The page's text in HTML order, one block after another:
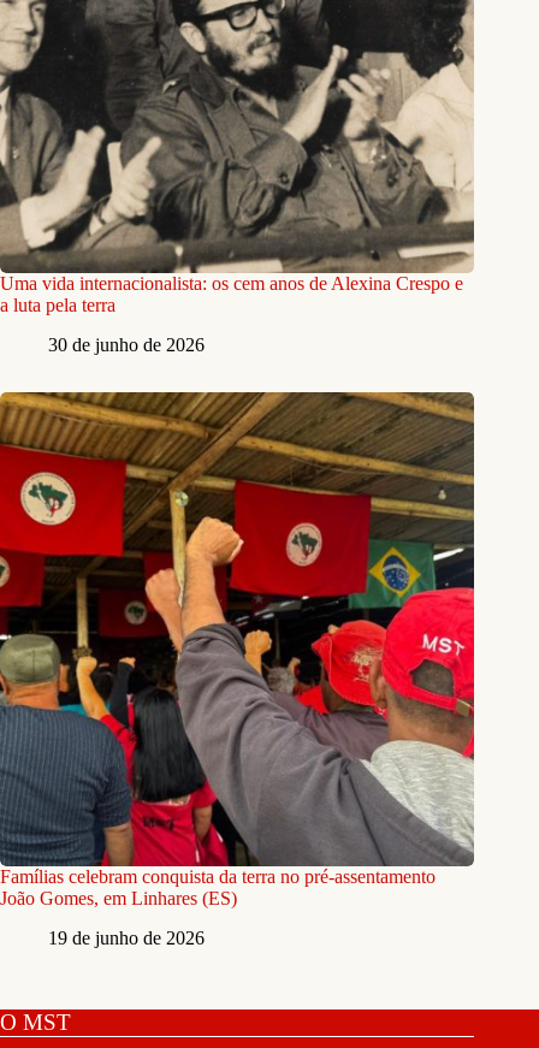
Uma vida internacionalista: os cem anos de Alexina Crespo e
a luta pela terra
30 de junho de 2026
Famílias celebram conquista da terra no pré-assentamento
João Gomes, em Linhares (ES)
19 de junho de 2026
O MST